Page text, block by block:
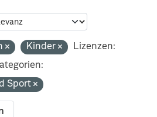
Kinder
Lizenzen:
Sport